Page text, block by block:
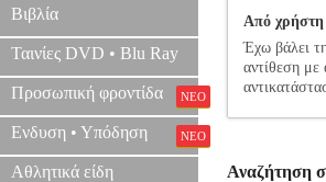
Βιβλία
Ταινίες DVD • Blu Ray
Προσωπική φροντίδα ΝΕΟ
Ενδυση • Υπόδηση ΝΕΟ
Αθλητικά είδη
Από
Έχω βάλει
αντίθεση
Αναζήτηση